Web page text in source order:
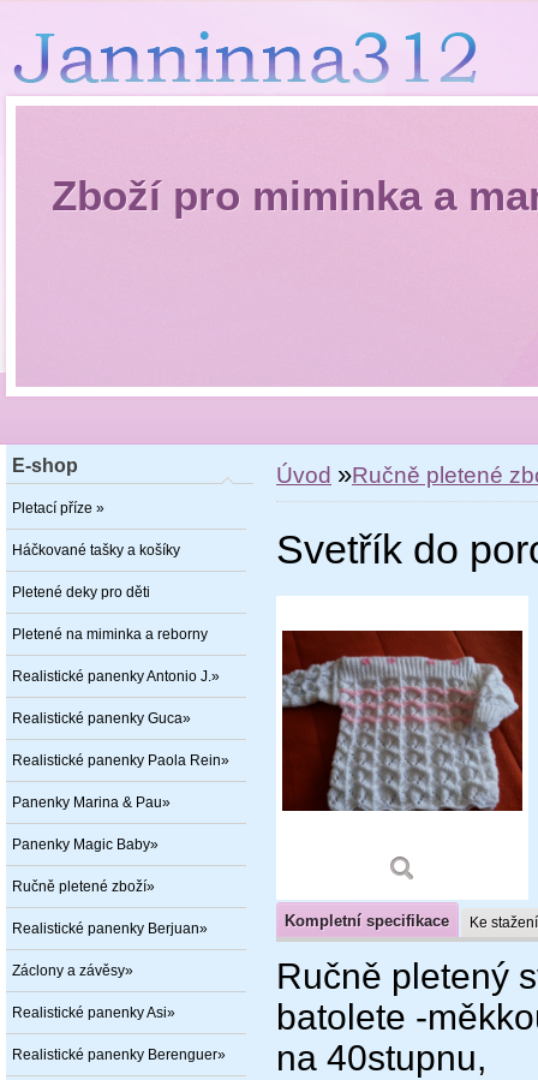
Zboží pro miminka a
E-shop
Pletací příze »
Háčkované tašky a košíky
Pletené deky pro děti
Pletené na miminka a reborny
Realistické panenky Antonio J.»
Realistické panenky Guca»
Realistické panenky Paola Rein»
Panenky Marina & Pau»
Panenky Magic Baby»
Ručně pletené zboží»
Realistické panenky Berjuan»
Záclony a závěsy»
Realistické panenky Asi»
Realistické panenky Berenguer»
Úvod »Ručně pletené
Svetřík do
Kompletní specifikace Ke stažení
Ručně pletený
batolete -
na 40stupnu,